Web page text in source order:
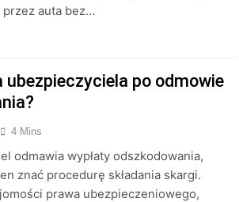
auta bez…
ubezpieczyciela po odmowie
4 Mins
odmawia wypłaty odszkodowania,
znać procedurę składania skargi.
prawa ubezpieczeniowego,